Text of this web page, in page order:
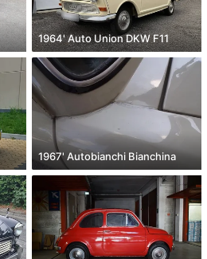
1964' Auto Union DKW F11
1967' Autobianchi Bianchina